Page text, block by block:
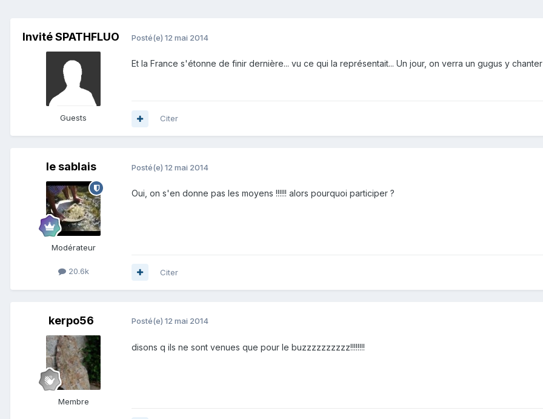
Invité SPATHFLUO
Guests
Posté(e) 12 mai 2014
Et la France s'étonne de finir dernière... vu ce qui la représentait... Un jour, on verra un gugus y
Citer
le sablais
Modérateur
20.6k
Posté(e) 12 mai 2014
Oui, on s'en donne pas les moyens !!!!!! alors pourquoi participer ?
Citer
kerpo56
Membre
Posté(e) 12 mai 2014
disons q ils ne sont venues que pour le buzzzzzzzzzz!!!!!!!!